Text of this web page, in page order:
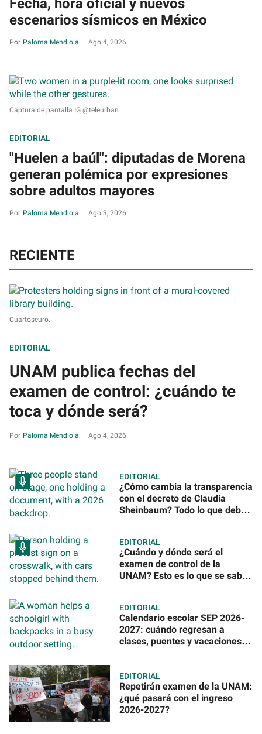
Fecha, hora oficial y nuevos
escenarios sísmicos en México
Paloma Mendiola Ago 4, 2026
Captura de pantalla IG @teleurban
EDITORIAL
"Huelen a baúl": diputadas de Morena
generan polémica por expresiones
sobre adultos mayores
Paloma Mendiola Ago 3, 2026
RECIENTE
Cuartoscuro.
EDITORIAL
UNAM publica fechas del
examen de control: ¿cuándo te
toca y dónde será?
Paloma Mendiola Ago 4, 2026
EDITORIAL
¿Cómo cambia la transparencia
con el decreto de Claudia
Sheinbaum? Todo lo que debes
EDITORIAL
¿Cuándo y dónde será el
examen de control de la
UNAM? Esto es lo que se sabe
EDITORIAL
Calendario escolar SEP 2026-
2027: cuándo regresan a
clases, puentes y vacaciones
EDITORIAL
Repetirán examen de la UNAM:
¿qué pasará con el ingreso
2026-2027?